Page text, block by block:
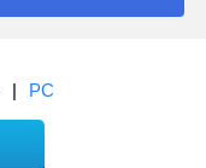
| PC